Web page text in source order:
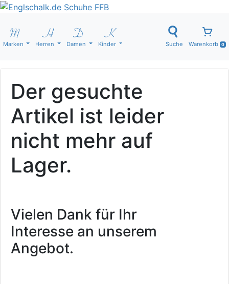
Marken Herren Damen Kinder Suche Warenkorb 0
Der gesuchte
Artikel ist leider
nicht mehr auf
Lager.
Vielen Dank für Ihr
Interesse an unserem
Angebot.